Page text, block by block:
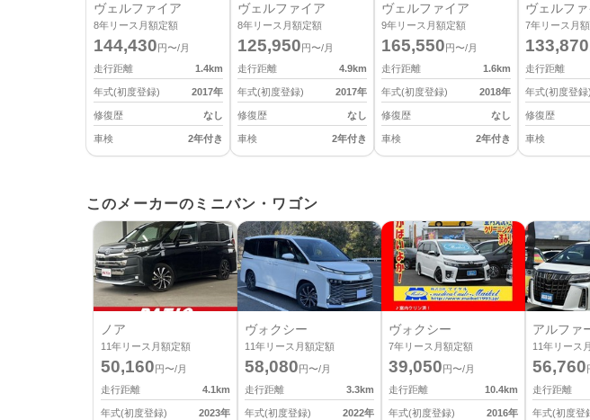
ヴェルファイア
8年リース月額定額
144,430 円〜/月
走行距離
1.4km
年式(初度登録) 2017年
修復歴 なし
車検 2年付き
ヴェルファイア
8年リース月額定額
125,950 円〜/月
走行距離
4.9km
年式(初度登録) 2017年
修復歴 なし
車検 2年付き
ヴェルファイア
9年リース月額定額
165,550 円〜/月
走行距離
1.6km
年式(初度登録) 2018年
修復歴 なし
車検 2年付き
ヴェルフ
7年リース月
133,870
走行距離
年式(初度登録)
修復歴
車検
このメーカーのミニバン・ワゴン
ノア
11年リース月額定額
50,160 円〜/月
走行距離
4.1km
年式(初度登録) 2023年
ヴォクシー
11年リース月額定額
58,080 円〜/月
走行距離
3.3km
年式(初度登録) 2022年
ヴォクシー
7年リース月額定額
39,050 円〜/月
走行距離
10.4km
年式(初度登録) 2016年
アルファ
11年リース
56,760
走行距離
年式(初度登